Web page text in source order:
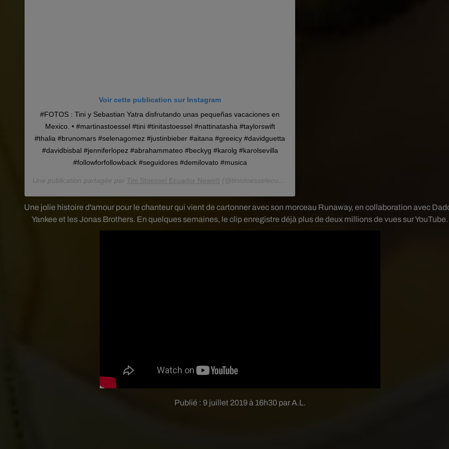
Publié : 9 juillet 2019 à 16h30 par A.L.
Voir cette publication sur Instagram
#FOTOS : Tini y Sebastian Yatra disfrutando unas pequeñas vacaciones en
Mexico. • #martinastoessel #tini #tinitastoessel #nattinatasha #taylorswift
#thalia #brunomars #selenagomez #justinbieber #aitana #greeicy #davidguetta
#davidbisbal #jenniferlopez #abrahammateo #beckyg #karolg #karolsevilla
#followforfollowback #seguidores #demilovato #musica
Une publication partagée par Tini Stoessel Ecuador News® (@tinistoesselecu) le
Une jolie histoire d'amour pour le chanteur qui vient de cartonner avec son morceau Runaway, en collaboration avec
Yankee et les Jonas Brothers. En quelques semaines, le clip enregistre déjà plus de deux millions de vues sur YouTube.